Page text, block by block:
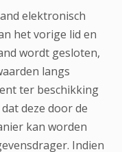
elektronisch
het vorige lid en
wordt gesloten,
langs
ter beschikking
deze door de
kan worden
Indien